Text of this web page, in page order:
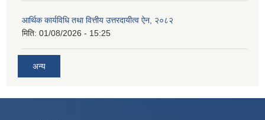
आर्थिक कार्यविधि तथा वित्तीय उत्तरदायीत्व ऐन, २०८२
मिति: 01/08/2026 - 15:25
अन्य